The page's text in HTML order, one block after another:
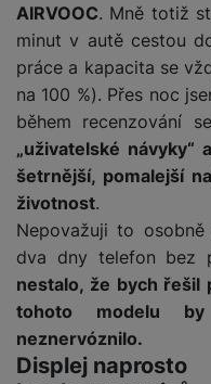
l
á
v
e
s
n
r
y
o
n
a
bí
ní
m
a
u
k
a
m
e
AIRVOOC. Mně totiž
minut v autě cestou
práce a kapacita se
na 100 %). Přes noc
během recenzování
„uživatelské návyky“
šetrnější, pomalejší
životnost.
Nepovažuji to
dva dny telefon bez
nestalo, že bych řešil
tohoto modelu
neznervóznilo.
Displej naprosto